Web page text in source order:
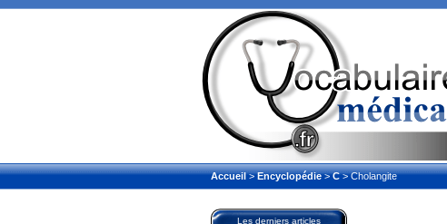
Accueil>Encyclopédie>C> Cholangite
Les derniers articles